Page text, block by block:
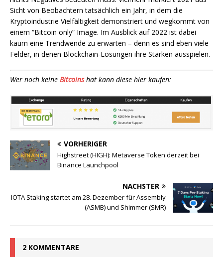
Sicht von Beobachtern tatsächlich ein Jahr, in dem die
Kryptoindustrie Vielfältigkeit demonstriert und wegkommt von
einem “Bitcoin only” Image. Im Ausblick auf 2022 ist dabei
kaum eine Trendwende zu erwarten – denn es sind eben viele
Felder, in denen Blockchain-Lösungen ihre Stärken ausspielen.
Wer noch keine Bitcoinshat kann diese hier kaufen:
VORHERIGER
Highstreet (HIGH): Metaverse Token derzeit bei
Binance Launchpool
NÄCHSTER
IOTA Staking startet am 28. Dezember für Assembly
(ASMB) und Shimmer (SMR)
2 KOMMENTARE